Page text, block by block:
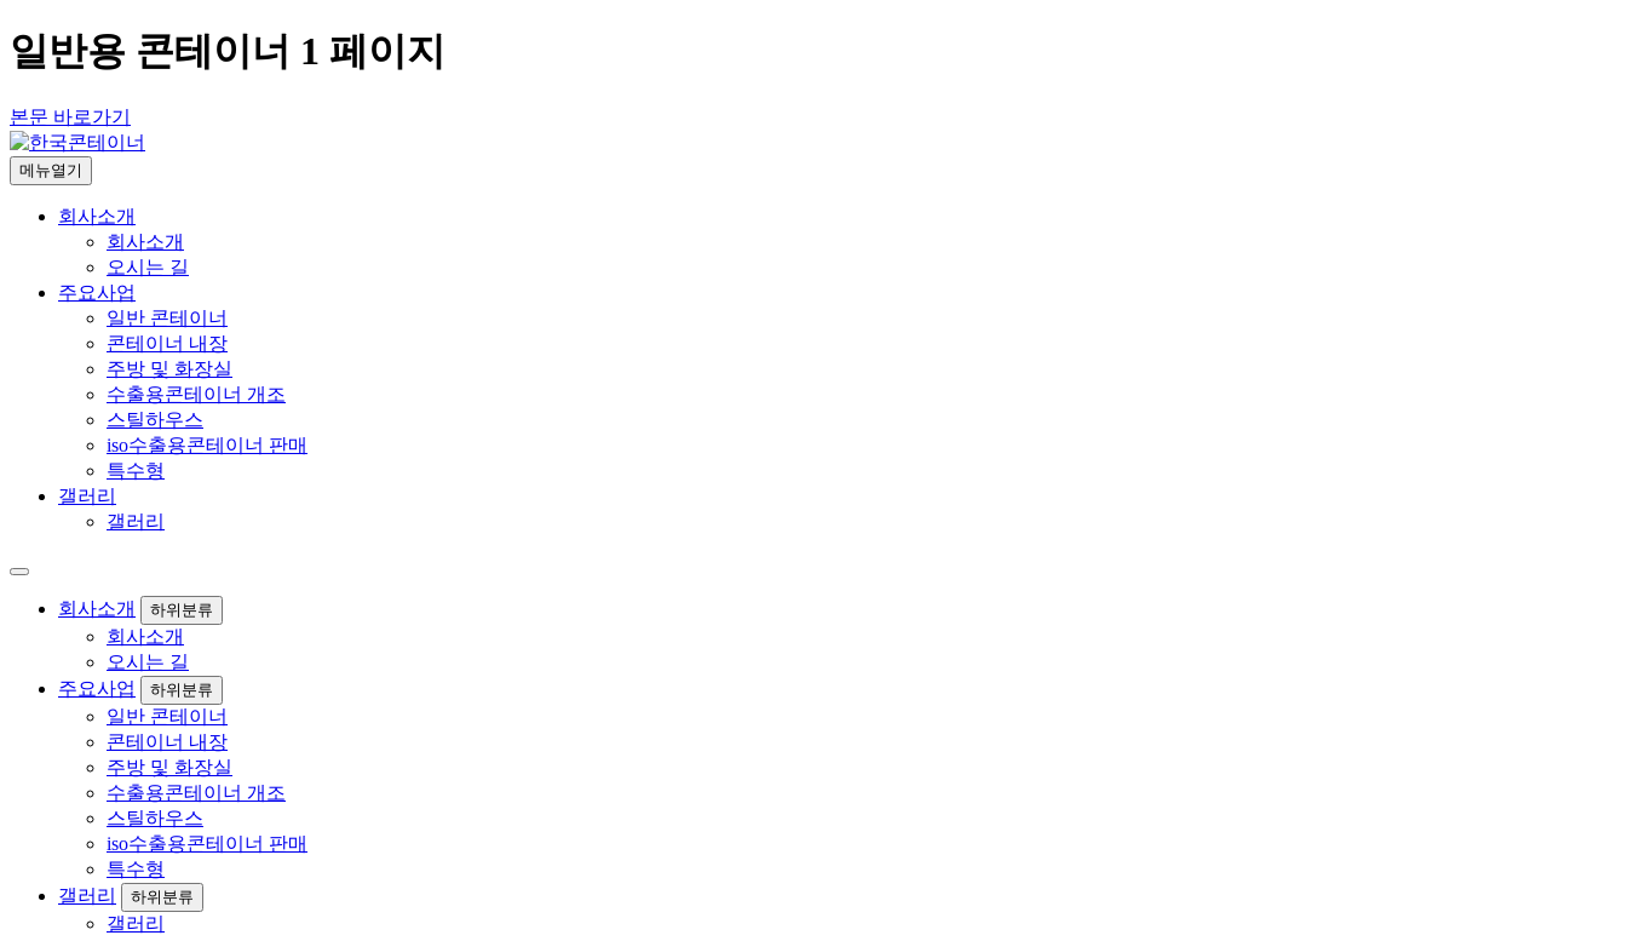
일반용 콘테이너 1 페이지
본문 바로가기
메뉴열기
회사소개
회사소개
오시는 길
주요사업
일반 콘테이너
콘테이너 내장
주방 및 화장실
수출용콘테이너 개조
스틸하우스
iso수출용콘테이너 판매
특수형
갤러리
갤러리
회사소개 하위분류
회사소개
오시는 길
주요사업
하위분류
일반 콘테이너
콘테이너 내장
주방 및 화장실
수출용콘테이너 개조
스틸하우스
iso수출용콘테이너 판매
특수형
갤러리
하위분류
갤러리